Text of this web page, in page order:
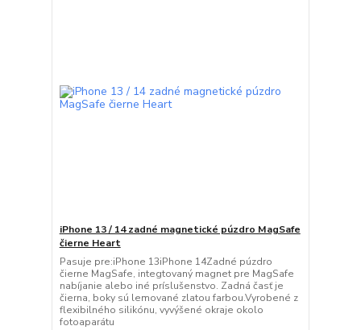
iPhone 13 / 14 zadné magnetické púzdro MagSafe
čierne Heart
Pasuje pre:iPhone 13iPhone 14Zadné púzdro
čierne MagSafe, integtovaný magnet pre MagSafe
nabíjanie alebo iné príslušenstvo. Zadná časť je
čierna, boky sú lemované zlatou farbou.Vyrobené z
flexibilného silikónu, vyvýšené okraje okolo
fotoaparátu